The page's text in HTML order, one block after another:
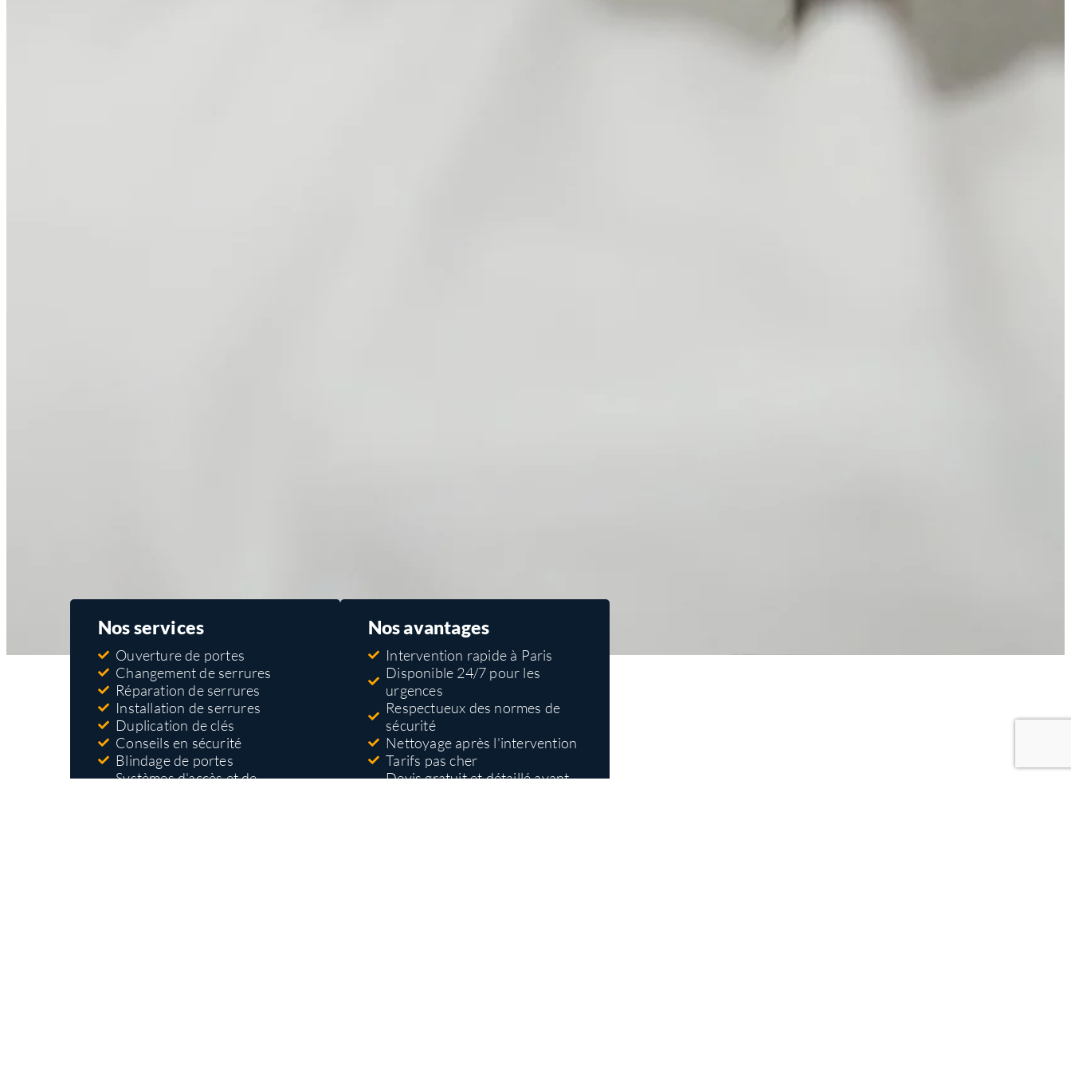
Nos services
Ouverture de portes
Changement de serrures
Réparation de serrures
Installation de serrures
Duplication de clés
Conseils en sécurité
Blindage de portes
Systèmes d'accès et de
Nos avantages
Intervention rapide à Paris
Disponible 24/7 pour les
urgences
Respectueux des normes de
sécurité
Nettoyage après l'intervention
Tarifs pas cher
Devis gratuit et détaillé avant